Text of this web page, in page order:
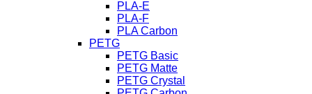
PLA-E
PLA-F
PLA Carbon
PETG
PETG Basic
PETG Matte
PETG Crystal